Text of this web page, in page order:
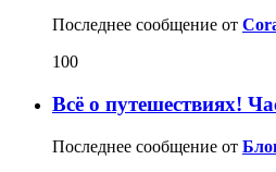
Последнее сообщение от
100
Всё о путешествиях!
Последнее сообщение от